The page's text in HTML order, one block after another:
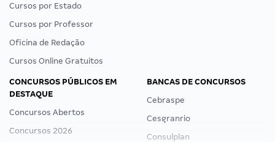
Cursos por Estado
Cursos por Professor
Oficina de Redação
Cursos Online Gratuitos
CONCURSOS PÚBLICOS EM
DESTAQUE
Concursos Abertos
Concursos 2026
BANCAS DE CONCURSOS
Cebraspe
Cesgranrio
Consulplan